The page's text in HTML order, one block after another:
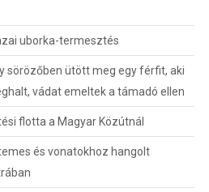
uborka-termesztés
sörözőben ütött meg egy férfit, aki
vádat emeltek a támadó ellen
flotta a Magyar Közútnál
és vonatokhoz hangolt